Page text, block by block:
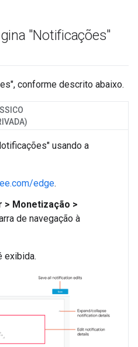
"Notificações"
conforme descrito abaixo.
usando a
edge.
> Monetização >
de navegação à
exibida.